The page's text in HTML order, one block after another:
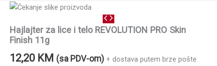
Hajlajter za lice i telo REVOLUTION PRO Skin
Finish 11g
12,20 KM (sa PDV-om) + dostava putem brze pošte